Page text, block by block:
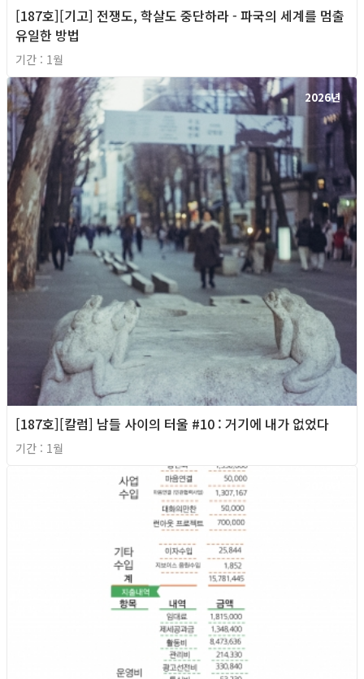
[187호][기고] 전쟁도, 학살도 중단하라 - 파국의 세계를 멈출
유일한 방법
기간 : 1월
2026년
[187호][칼럼] 남들 사이의 터울 #10 : 거기에 내가 없었다
기간 : 1월